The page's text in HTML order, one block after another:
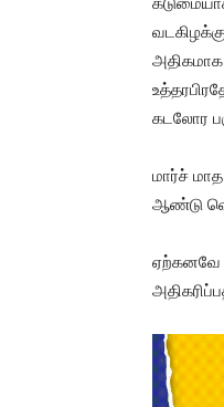
அதிகமாக
கடலோர
மார்ச்
ஆண்டு